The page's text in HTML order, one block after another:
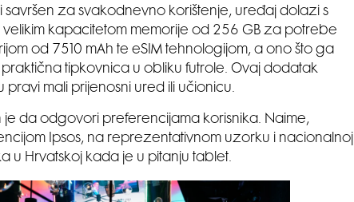
savršen za svakodnevno korištenje, uređaj dolazi s
kapacitetom memorije od 256 GB za potrebe
od 7510 mAh te eSIM tehnologijom, a ono što ga
praktična tipkovnica u obliku futrole. Ovaj dodatak
pravi mali prijenosni ured ili učionicu.
je da odgovori preferencijama korisnika. Naime,
Ipsos, na reprezentativnom uzorku i nacionalnoj
u Hrvatskoj kada je u pitanju tablet.